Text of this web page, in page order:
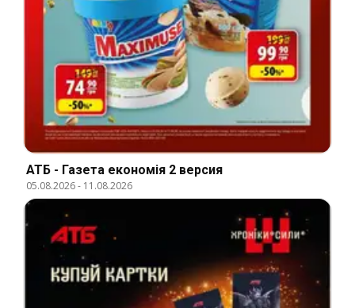
АТБ - Газета економія 2 версия
05.08.2026- 11.08.2026